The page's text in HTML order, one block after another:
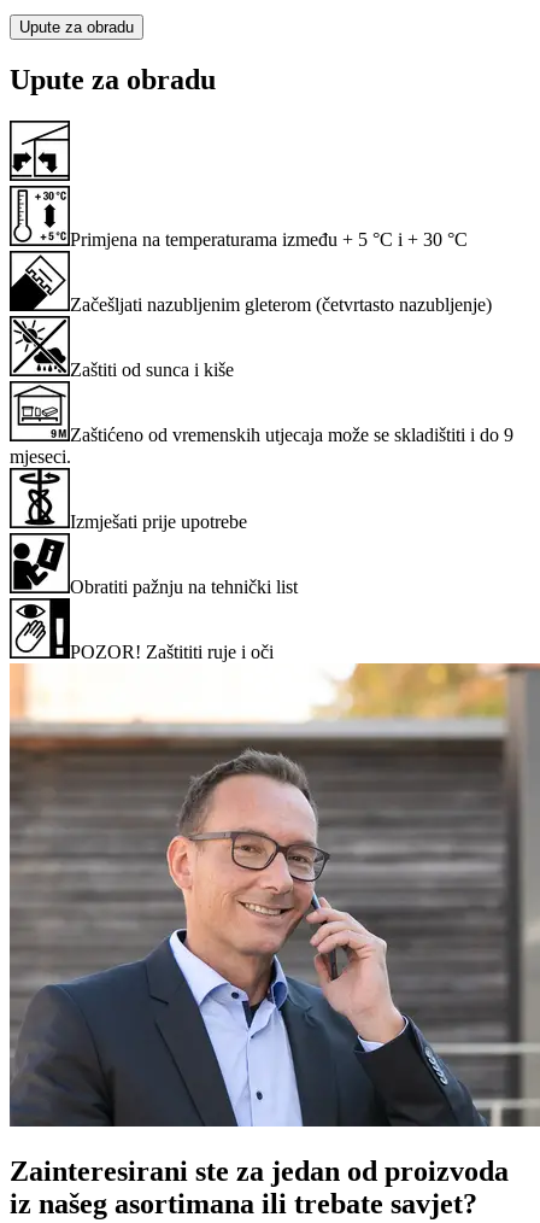
Upute za obradu
Upute za obradu
Primjena na temperaturama između + 5 °C i + 30 °C
Začešljati nazubljenim gleterom (četvrtasto nazubljenje)
Zaštiti od sunca i kiše
Zaštićeno od vremenskih utjecaja može se skladištiti i do 9
mjeseci.
Izmješati prije upotrebe
Obratiti pažnju na tehnički list
POZOR! Zaštititi ruje i oči
Zainteresirani ste za jedan od proizvoda
iz našeg asortimana ili trebate savjet?